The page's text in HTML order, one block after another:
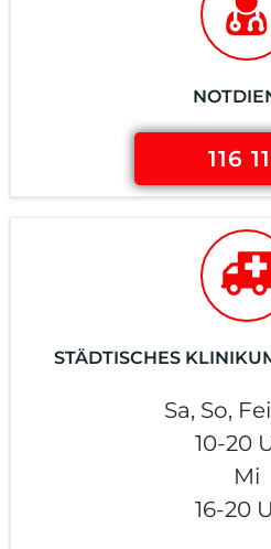
116
STÄDTISCHES
Sa, So,
10-20
Mi
16-20